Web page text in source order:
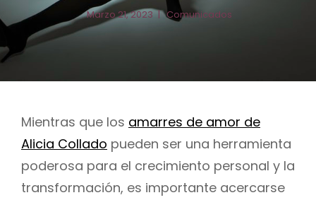
Marzo 21, 2023 Comunicados
Mientras que los amarres de amor de
Alicia Collado pueden ser una herramienta
poderosa para el crecimiento personal y la
transformación, es importante acercarse